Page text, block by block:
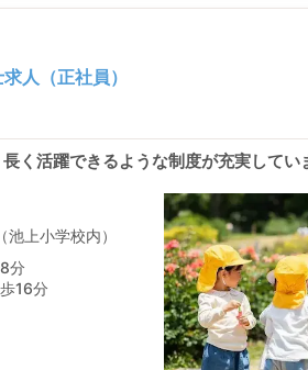
人（正社員）
く活躍できるような制度が充実してい
上小学校内）
分
16分